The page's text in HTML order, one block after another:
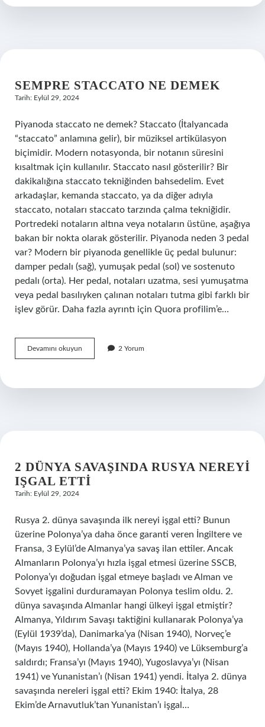
Ile
SEMPRE STACCATO NE DEMEK
Tarih: Eylül 29, 2024
Piyanoda staccato ne demek? Staccato (İtalyancada
“staccato” anlamına gelir), bir müziksel artikülasyon
biçimidir. Modern notasyonda, bir notanın süresini
kısaltmak için kullanılır. Staccato nasıl gösterilir? Bir
dakikalığına staccato tekniğinden bahsedelim. Evet
arkadaşlar, kemanda staccato, ya da diğer adıyla
staccato, notaları staccato tarzında çalma tekniğidir.
Portredeki notaların altına veya notaların üstüne, aşağıya
bakan bir nokta olarak gösterilir. Piyanoda neden 3 pedal
var? Modern bir piyanoda genellikle üç pedal bulunur:
damper pedalı (sağ), yumuşak pedal (sol) ve sostenuto
pedalı (orta). Her pedal, notaları uzatma, sesi yumuşatma
veya pedal basılıyken çalınan notaları tutma gibi farklı bir
işlev görür. Daha fazla ayrıntı için Quora profilim’e…
Devamını okuyun
Staccato
2 Yorum
2 DÜNYA SAVAŞINDA RUSYA NEREYI
IŞGAL ETTI
Tarih: Eylül 29, 2024
Rusya 2. dünya savaşında ilk nereyi işgal etti? Bunun
üzerine Polonya’ya daha önce garanti veren İngiltere ve
Fransa, 3 Eylül’de Almanya’ya savaş ilan ettiler. Ancak
Almanların Polonya’yı hızla işgal etmesi üzerine SSCB,
Polonya’yı doğudan işgal etmeye başladı ve Alman ve
Sovyet işgalini durduramayan Polonya teslim oldu. 2.
dünya savaşında Almanlar hangi ülkeyi işgal etmiştir?
Almanya, Yıldırım Savaşı taktiğini kullanarak Polonya’ya
(Eylül 1939’da), Danimarka’ya (Nisan 1940), Norveç’e
(Mayıs 1940), Hollanda’ya (Mayıs 1940) ve Lüksemburg’a
saldırdı; Fransa’yı (Mayıs 1940), Yugoslavya’yı (Nisan
1941) ve Yunanistan’ı (Nisan 1941) yendi. İtalya 2. dünya
savaşında nereleri işgal etti? Ekim 1940: İtalya, 28
Ekim’de Arnavutluk’tan Yunanistan’ı işgal…